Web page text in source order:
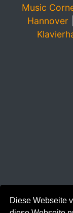
Diese Webseite
Music
Hannover